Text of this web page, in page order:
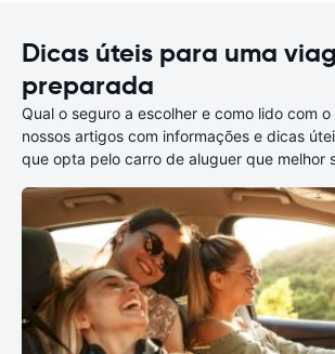
Dicas úteis para uma
preparada
Qual o seguro a escolher e como lido com
nossos artigos com informações e dicas
que opta pelo carro de aluguer que melhor